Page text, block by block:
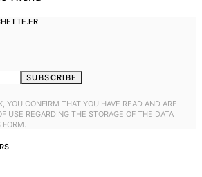
SUBSCRIBE
YOU CONFIRM THAT YOU HAVE READ AND ARE
USE REGARDING THE STORAGE OF THE DATA